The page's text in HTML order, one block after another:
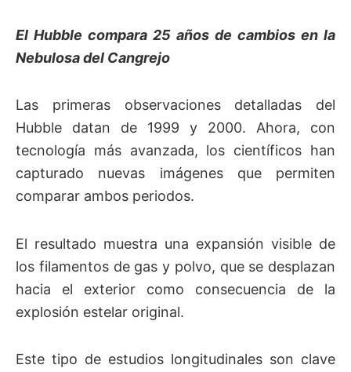
El Hubble compara 25 años de cambios en la
Nebulosa del Cangrejo
Las primeras observaciones detalladas del
Hubble datan de 1999 y 2000. Ahora, con
tecnología más avanzada, los científicos han
capturado nuevas imágenes que permiten
comparar ambos periodos.
El resultado muestra una expansión visible de
los filamentos de gas y polvo, que se desplazan
hacia el exterior como consecuencia de la
explosión estelar original.
Este tipo de estudios longitudinales son clave